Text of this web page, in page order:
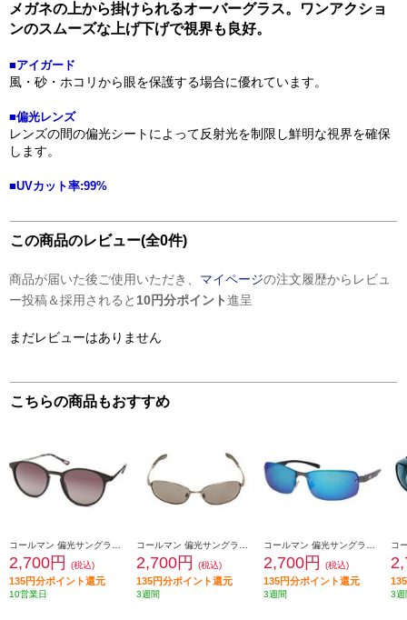
メガネの上から掛けられるオーバーグラス。ワンアクショ
ンのスムーズな上げ下げで視界も良好。
■アイガード
風・砂・ホコリから眼を保護する場合に優れています。
■偏光レンズ
レンズの間の偏光シートによって反射光を制限し鮮明な視界を確保
します。
■UVカット率:99%
この商品のレビュー(全0件)
商品が届いた後ご使用いただき、 マイページの注文履歴からレビュ
ー投稿＆採用されると 10円分ポイント進呈
まだレビューはありません
こちらの商品もおすすめ
2,700円 (税込)
135円分ポイント還元
10営業日
2,700円 (税込)
135円分ポイント還元
3週間
2,700円 (税込)
135円分ポイント還元
3週間 3週